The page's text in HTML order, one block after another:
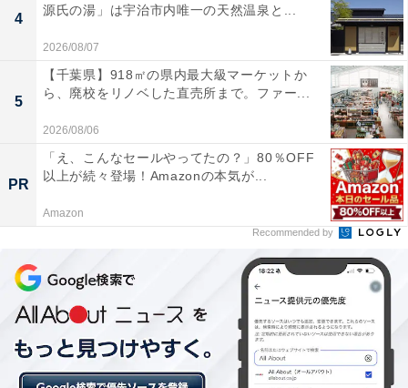
4
源氏の湯」は宇治市内唯一の天然温泉と...
2026/08/07
5
【千葉県】918㎡の県内最大級マーケットか
ら、廃校をリノベした直売所まで。ファー...
2026/08/06
PR
「え、こんなセールやってたの？」80％OFF
以上が続々登場！Amazonの本気が...
Amazon
Recommended by